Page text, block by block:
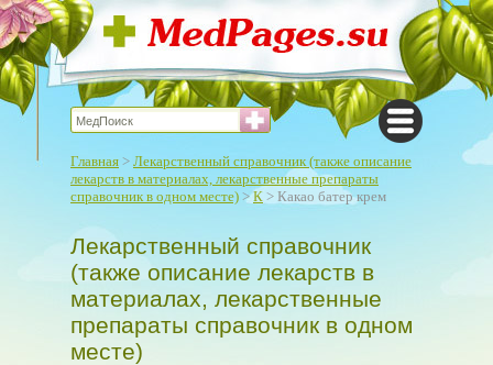
Главная > Лекарственный справочник (также описание
лекарств в материалах, лекарственные препараты
справочник в одном месте) >К > Какао батер крем
Лекарственный справочник
(также описание лекарств в
материалах, лекарственные
препараты справочник в одном
месте)